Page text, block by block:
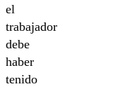
el
trabajador
debe
haber
tenido